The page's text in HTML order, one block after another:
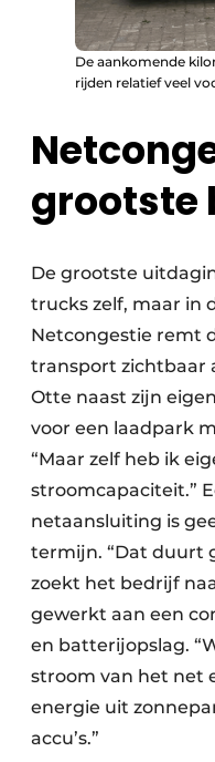
De aankomende
rijden relatief veel
grootste
De grootste
trucks zelf, maar in
Netcongestie remt
transport zichtbaar
Otte naast zijn
voor een laadpark
“Maar zelf heb ik
stroomcapaciteit.”
netaansluiting is
termijn. “Dat duurt
zoekt het bedrijf
gewerkt aan een
en batterijopslag.
stroom van het net
energie uit
accu’s.”